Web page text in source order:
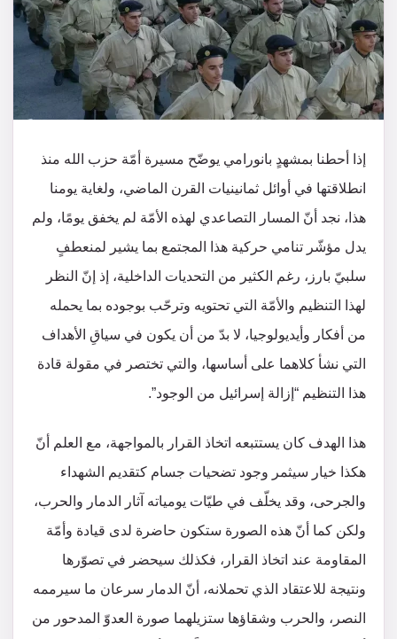
إذا أحطنا بمشهدٍ بانورامي يوضّح مسيرة أمّة حزب الله منذ
انطلاقتها في أوائل ثمانينيات القرن الماضي، ولغاية يومنا
هذا، نجد أنّ المسار التصاعدي لهذه الأمّة لم يخفق يومًا، ولم
يدل مؤشّر تنامي حركية هذا المجتمع بما يشير لمنعطفٍ
سلبيّ بارز، رغم الكثير من التحديات الداخلية، إذ إنّ النظر
لهذا التنظيم والأمّة التي تحتويه وترحّب بوجوده بما يحمله
من أفكار وأيديولوجيا، لا بدّ من أن يكون في سياقِ الأهداف
التي نشأ كلاهما على أساسها، والتي تختصر في مقولة قادة
هذا التنظيم “إزالة إسرائيل من الوجود”.
هذا الهدف كان يستتبعه اتخاذ القرار بالمواجهة، مع العلم أنّ
هكذا خيار سيثمر وجود تضحيات جسام كتقديم الشهداء
والجرحى، وقد يخلّف في طيّات يومياته آثار الدمار والحرب،
ولكن كما أنّ هذه الصورة ستكون حاضرة لدى قيادة وأمّة
المقاومة عند اتخاذ القرار، فكذلك سيحضر في تصوّرها
ونتيجة للاعتقاد الذي تحملانه، أنّ الدمار سرعان ما سيرممه
النصر، والحرب وشقاؤها ستزيلهما صورة العدوّ المدحور من